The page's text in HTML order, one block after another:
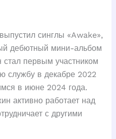
синглы «Awake»,
дебютный мини-альбом
первым участником
службу в декабре 2022
в июне 2024 года.
активно работает над
с другими